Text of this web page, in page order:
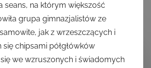
seans, na którym większość
grupa gimnazjalistów ze
jak z wrzeszczących i
chipsami półgłówków
się we wzruszonych i świadomych